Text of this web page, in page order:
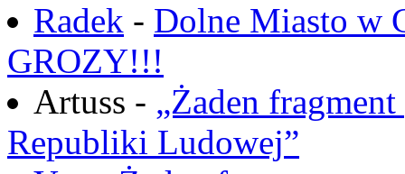
Radek - Dolne Miasto w
GROZY!!!
Artuss - „Żaden
Republiki Ludowej”